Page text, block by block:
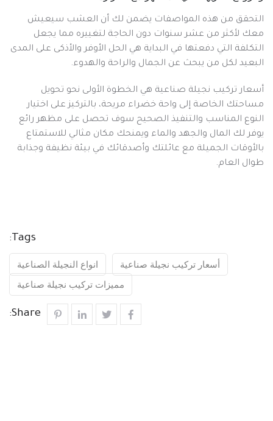
التحقق من هذه المواصفات يضمن لك أن العشب سيعيش
معك لأكثر من عشر سنوات دون الحاجة لتغييره مما يجعل
التكلفة التي دفعتها في البداية هي الحل الأوفر والأذكى على المدى
البعيد لكل من يبحث عن الجمال والراحة والهدوء.
أسعار تركيب نجيلة صناعية هي الخطوة الأولى نحو تحويل
مساحتك الخاصة إلى واحة خضراء مريحة، بالتركيز على اختيار
النوع المناسب والتنفيذ الصحيح سوف تحصل على مظهر رائع
يوفر لك المال والجهد والماء ويمنحك مكان مثالي للاستمتاع
بالأوقات الجميلة مع عائلتك وأصدقائك في بيئة نظيفة وجذابة
طوال العام.
Tags:
أسعار تركيب نجيلة صناعية
انواع النجيلة الصناعية
مميزات تركيب نجيلة صناعية
Share: